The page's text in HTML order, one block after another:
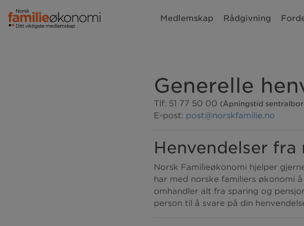
Medlemskap Rådgivning
Generelle
Tlf: 51 77 50 00 (Åpningstid
E-post: post@norskfamilie.no
Henvendelser fra
Norsk Familieøkonomi hjelper
har med norske familiers økonomi
omhandler alt fra sparing og
person til å svare på din